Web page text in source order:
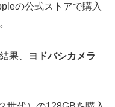
の公式ストアで購入
果、 ヨドバシカメラ